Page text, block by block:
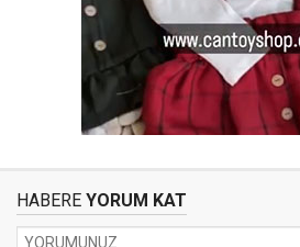
HABERE YORUM KAT